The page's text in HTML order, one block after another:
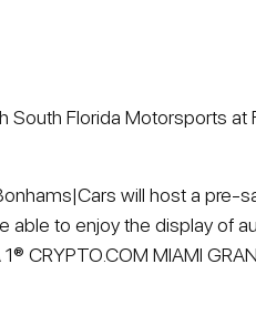
ClubsFlorida Motorsports at
will host a pre-
able to enjoy the display of
CRYPTO.COM MIAMI